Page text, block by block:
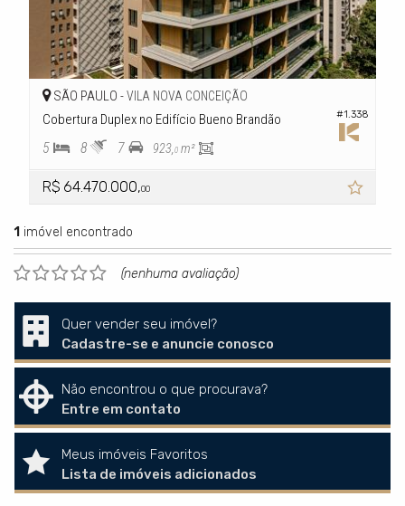
#1.338
SÃO PAULO -VILA NOVA CONCEIÇÃO
Cobertura Duplex no Edifício Bueno Brandão
5 8 7 923,0 m²
R$ 64.470.000,00
1 imóvel encontrado
(nenhuma avaliação)
Quer vender seu imóvel?
Cadastre-se e anuncie conosco
Não encontrou o que procurava?
Entre em contato
Meus imóveis Favoritos
Lista de imóveis adicionados